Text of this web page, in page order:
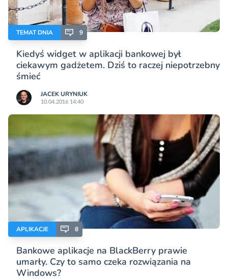
TEMAT DNIA 9
Kiedyś widget w aplikacji bankowej był
ciekawym gadżetem. Dziś to raczej niepotrzebny
śmieć
JACEK URYNIUK
10.04.2016 14:40
APLIKACJE 8
Bankowe aplikacje na BlackBerry prawie
umarły. Czy to samo czeka rozwiązania na
Windows?